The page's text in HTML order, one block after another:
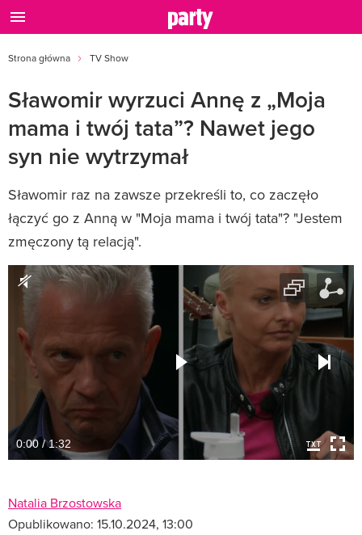
Strona główna TV Show
Sławomir wyrzuci Annę z „Moja
mama i twój tata”? Nawet jego
syn nie wytrzymał
Sławomir raz na zawsze przekreśli to, co zaczęło
łączyć go z Anną w "Moja mama i twój tata"? "Jestem
zmęczony tą relacją".
0:00 / 1:32
Natalia Brzostowska
Opublikowano: 15.10.2024, 13:00